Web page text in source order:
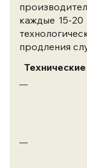
каждые 15-
продления